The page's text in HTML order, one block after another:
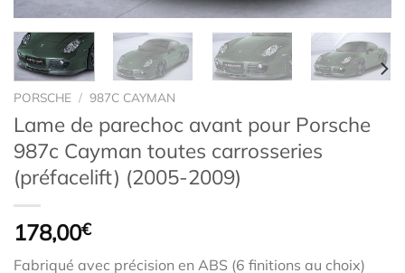
PORSCHE / 987C CAYMAN
Lame de parechoc avant pour Porsche
987c Cayman toutes carrosseries
(préfacelift) (2005-2009)
178,00€
Fabriqué avec précision en ABS (6 finitions au choix)